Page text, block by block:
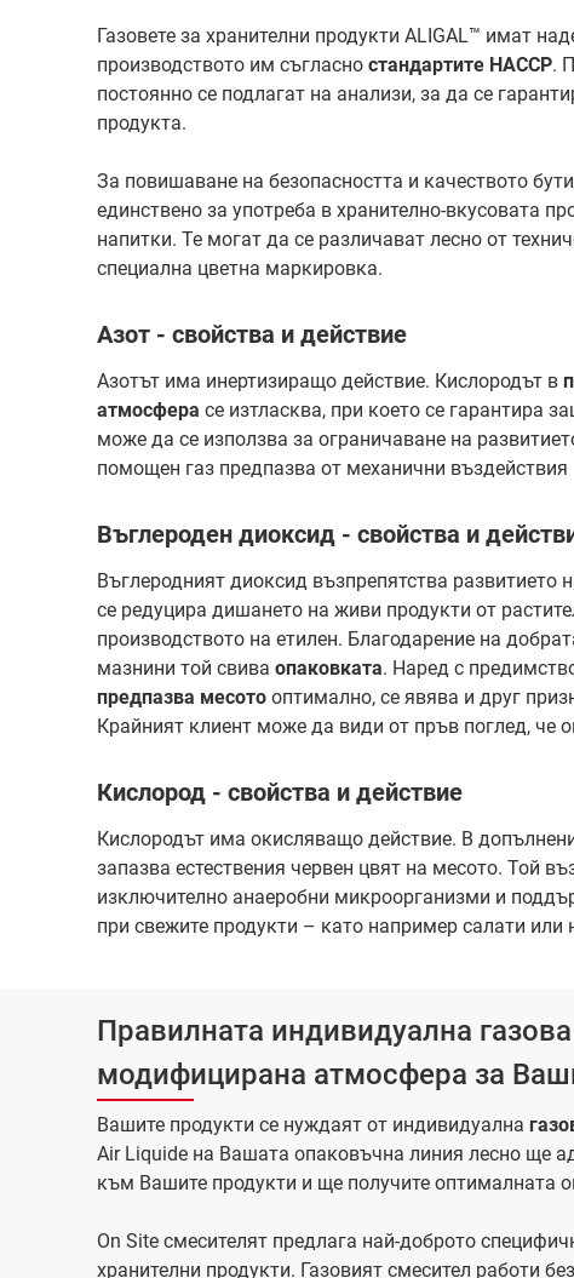
Газовете за хранителни продукти ALIGAL™ имат
производството им съгласно стандартите HACCP.
постоянно се подлагат на анализи, за да се
продукта.
За повишаване на безопасността и качеството
единствено за употреба в хранително-вкусовата
напитки. Те могат да се различават лесно от
специална цветна маркировка.
Азот - свойства и действие
Азотът има инертизиращо действие. Кислородът в
атмосфера се изтласква, при което се гарантира
може да се използва за ограничаване на
помощен газ предпазва от механични въздействия
Въглероден диоксид - свойства и
Въглеродният диоксид възпрепятства
се редуцира дишането на живи продукти от
производството на етилен. Благодарение на
мазнини той свива опаковката. Наред с
предпазва месото оптимално, се явява и друг
Крайният клиент може да види от пръв поглед, че
Кислород - свойства и действие
Кислородът има окисляващо действие. В
запазва естествения червен цвят на месото. Той
изключително анаеробни микроорганизми и
при свежите продукти – като например салати или
Правилната индивидуална
модифицирана атмосфера за
Вашите продукти се нуждаят от индивидуална
Air Liquide на Вашата опаковъчна линия лесно ще
към Вашите продукти и ще получите оптималната
On Site смесителят предлага най-доброто
хранителни продукти. Газовият смесител работи